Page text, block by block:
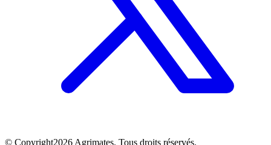
© Copyright2026 Agrimates. Tous droits réservés.